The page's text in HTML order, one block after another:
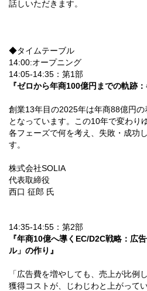
話しいただきます。
◆タイムテーブル
14:00:オープニング
14:05-14:35：第1部
『ゼロから年商100億円までの軌跡
創業13年目の2025年は年商88億円
となっています。この10年で変わり
各フェーズで何を考え、失敗・成功
す。
株式会社SOLIA
代表取締役
西口 征郎 氏
14:35-14:55：第2部
『年商10億へ導くEC/D2C戦略：広
ル」の作り』
「広告費を増やしても、売上が比例
獲得コストが、じわじわと上がって